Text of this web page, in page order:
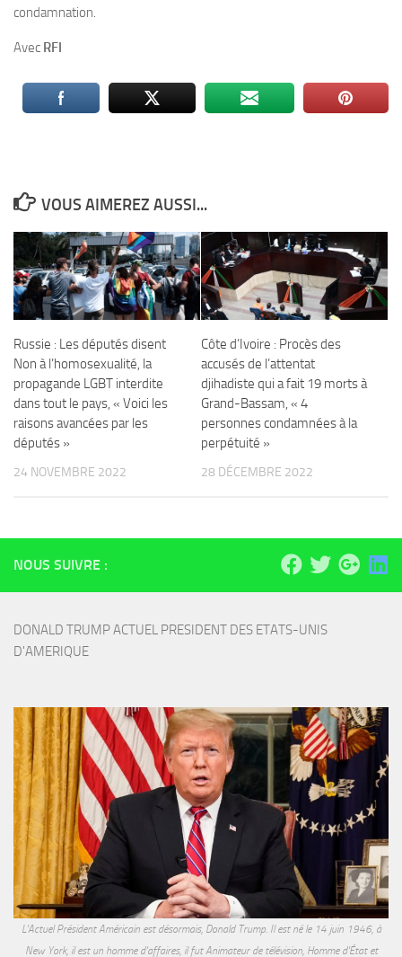
condamnation.
Avec RFI
VOUS AIMEREZ AUSSI...
Russie : Les députés disent
Non à l’homosexualité, la
propagande LGBT interdite
dans tout le pays, « Voici les
raisons avancées par les
députés »
24 NOVEMBRE 2022
Côte d’Ivoire : Procès des
accusés de l’attentat
djihadiste qui a fait 19 morts à
Grand-Bassam, « 4
personnes condamnées à la
perpétuité »
28 DÉCEMBRE 2022
NOUS SUIVRE :
DONALD TRUMP ACTUEL PRESIDENT DES ETATS-UNIS
D'AMERIQUE
L'Actuel Président Américain est désormais, Donald Trump. Il est né le 14 juin 1946, à
New York, il est un homme d'affaires, il fut Animateur de télévision, Homme d'État et